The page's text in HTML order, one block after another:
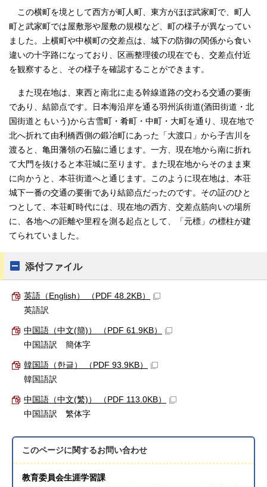
この横町を境として西方が町人町、東方がほぼ武家町で、町人
町と武家町では屋敷形や屋敷の規模など、町の様子が異なってい
ました。上横町や中横町の交差点は、城下の防御の関係から食い
違いの十字路になっており、区画整理後の現在でも、交差点付近
を観察すると、その様子を確認することができます。
また現在地は、東西と南北に走る幹線道路の交わる交通の要衝
であり、結節点です。日本海沿岸を通る羽州浜街道(酒田街道・北
国街道ともいう)から古雪町・肴町・中町・大町を通り、現在地で
北へ折れて由利橋西側の鍛冶町にあった「大渡口」から子吉川を
渡ると、亀田藩領の石脇に通じます。一方、現在地から南に折れ
て大門を抜けると本荘城に至ります。また現在地からそのまま東
に向かうと、本荘街道へと通じます。このように現在地は、本荘
城下一番の交通の要衝であり結節点だったのです。その証のひと
つとして、本荘町時代には、現在地の西方、交差点筋向いの場所
に、各地への距離や里程を測る起点として、「元標」の標柱が建
てられていました。
添付ファイル
英語（English） （PDF 48.2KB）
英語訳
中国語（中文(簡)） （PDF 61.9KB）
中国語訳 簡体字
韓国語（한글） （PDF 93.9KB）
韓国語訳
中国語（中文(繁)） （PDF 113.0KB）
中国語訳 繁体字
このページに関するお問い合わせ
教育委員会生涯学習課